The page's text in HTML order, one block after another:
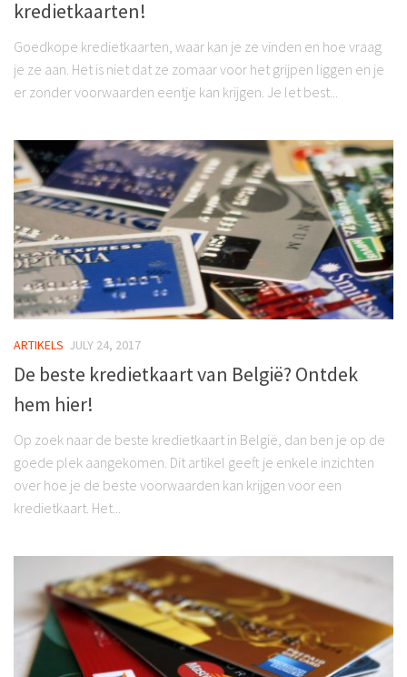
kredietkaarten!
Goedkope kredietkaarten, waar kan je ze vinden en hoe vraag
je ze aan. Het is niet dat ze zomaar voor het grijpen liggen en je
er zonder voorwaarden eentje kan krijgen. Je let best...
ARTIKELS JULY 24, 2017
De beste kredietkaart van België? Ontdek
hem hier!
Op zoek naar de beste kredietkaart in België, dan ben je op de
goede plek aangekomen. Dit artikel geeft je enkele inzichten
over hoe je de beste voorwaarden kan krijgen voor een
kredietkaart. Het...